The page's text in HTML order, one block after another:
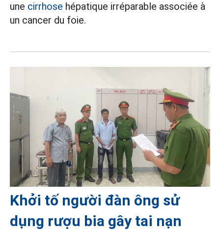
une cirrhose hépatique irréparable associée à
un cancer du foie.
Khởi tố người đàn ông sử
dụng rượu bia gây tai nạn